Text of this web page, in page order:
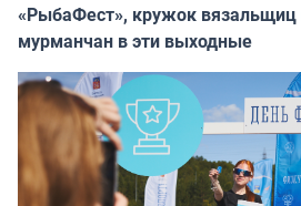
«РыбаФест», кружок
мурманчан в эти выходные